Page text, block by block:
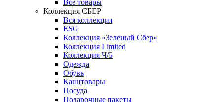
Все товары
Коллекция СБЕР
Вся коллекция
ESG
Коллекция «Зеленый Сбер»
Коллекция Limited
Коллекция Ч/Б
Одежда
Обувь
Канцтовары
Посуда
Подарочные пакеты